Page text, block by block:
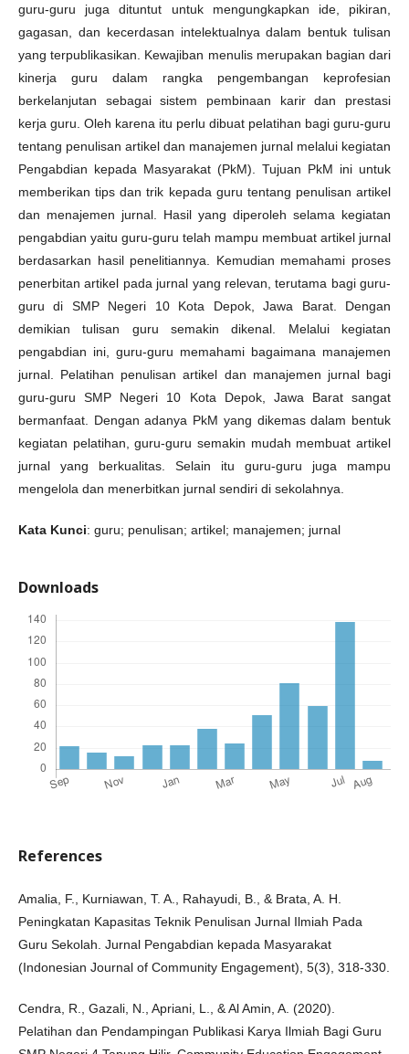
guru-guru juga dituntut untuk mengungkapkan ide, pikiran,
gagasan, dan kecerdasan intelektualnya dalam bentuk tulisan
yang terpublikasikan. Kewajiban menulis merupakan bagian dari
kinerja guru dalam rangka pengembangan keprofesian
berkelanjutan sebagai sistem pembinaan karir dan prestasi
kerja guru. Oleh karena itu perlu dibuat pelatihan bagi guru-guru
tentang penulisan artikel dan manajemen jurnal melalui kegiatan
Pengabdian kepada Masyarakat (PkM). Tujuan PkM ini untuk
memberikan tips dan trik kepada guru tentang penulisan artikel
dan menajemen jurnal. Hasil yang diperoleh selama kegiatan
pengabdian yaitu guru-guru telah mampu membuat artikel jurnal
berdasarkan hasil penelitiannya. Kemudian memahami proses
penerbitan artikel pada jurnal yang relevan, terutama bagi guru-
guru di SMP Negeri 10 Kota Depok, Jawa Barat. Dengan
demikian tulisan guru semakin dikenal. Melalui kegiatan
pengabdian ini, guru-guru memahami bagaimana manajemen
jurnal. Pelatihan penulisan artikel dan manajemen jurnal bagi
guru-guru SMP Negeri 10 Kota Depok, Jawa Barat sangat
bermanfaat. Dengan adanya PkM yang dikemas dalam bentuk
kegiatan pelatihan, guru-guru semakin mudah membuat artikel
jurnal yang berkualitas. Selain itu guru-guru juga mampu
mengelola dan menerbitkan jurnal sendiri di sekolahnya.
Kata Kunci: guru; penulisan; artikel; manajemen; jurnal
Downloads
References
Amalia, F., Kurniawan, T. A., Rahayudi, B., & Brata, A. H.
Peningkatan Kapasitas Teknik Penulisan Jurnal Ilmiah Pada
Guru Sekolah. Jurnal Pengabdian kepada Masyarakat
(Indonesian Journal of Community Engagement), 5(3), 318-330.
Cendra, R., Gazali, N., Apriani, L., & Al Amin, A. (2020).
Pelatihan dan Pendampingan Publikasi Karya Ilmiah Bagi Guru